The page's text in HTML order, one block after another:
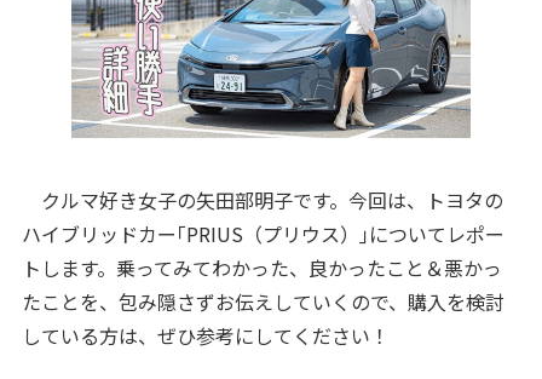
クルマ好き女子の矢田部明子です。今回は、トヨタの
ハイブリッドカー｢PRIUS（プリウス）｣についてレポー
トします。乗ってみてわかった、良かったこと＆悪かっ
たことを、包み隠さずお伝えしていくので、購入を検討
している方は、ぜひ参考にしてください！